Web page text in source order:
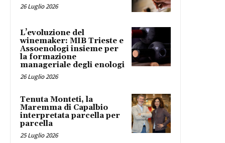
26 Luglio 2026
L’evoluzione del
winemaker: MIB Trieste e
Assoenologi insieme per
la formazione
manageriale degli enologi
26 Luglio 2026
Tenuta Monteti, la
Maremma di Capalbio
interpretata parcella per
parcella
25 Luglio 2026